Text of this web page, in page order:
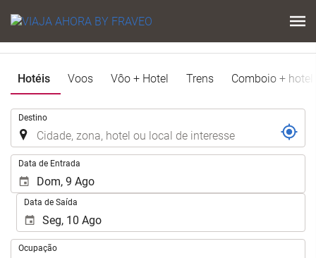
Hotéis Voos Vôo + Hotel Trens Comboio + hotel
Destino
Data de Entrada
Data de Saída
Ocupação
Ocupação